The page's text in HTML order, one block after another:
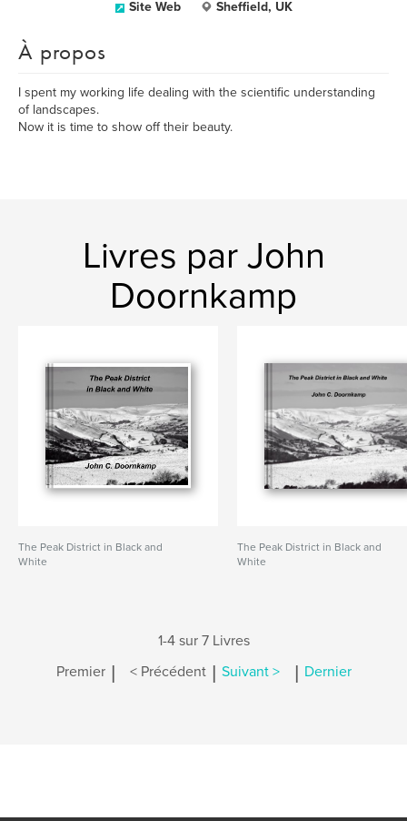
Site Web Sheffield, UK
À propos
I spent my working life dealing with the scientific understanding
of landscapes.
Now it is time to show off their beauty.
Livres par John
Doornkamp
The Peak District in Black and
White
The Peak District in Black and
White
1-4 sur 7 Livres
Premier | < Précédent | Suivant > | Dernier